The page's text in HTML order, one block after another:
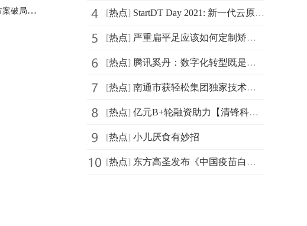
多锦鑫能前瞻性布局矿业改革，新能源智慧矿山解决方案破局矿企老大难问题 [热点] StartDT Day 2021: 新一代云原生数据中台仰世而来
[热点] 严重扁平足应该如何定制矫正鞋
[热点] 腾讯奚丹：数字化转型既是持久战更是攻坚战
[热点] 南通市获轻松集团独家技术支持，年度民心工程医保南通保
[热点] 亿元B+轮融资助力【清锋科技】拓展齿科、医疗、消费等市场
[热点] 小儿厌食有妙招
[热点] 东方高圣发布《中国疫苗白皮书》， “疫苗投行”苏州启航